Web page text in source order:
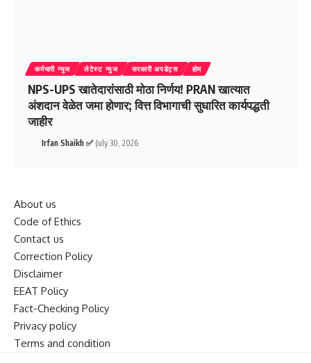
कर्मचारी न्युज लेटेस्ट न्युज सरकारी अपडेट्स होम
NPS-UPS खातेदारांसाठी मोठा निर्णय! PRAN खात्यात
अंशदान वेळेत जमा होणार; वित्त विभागाची सुधारित कार्यपद्धती
जाहीर
Irfan Shaikh ✅ July 30, 2026
About us
Code of Ethics
Contact us
Correction Policy
Disclaimer
EEAT Policy
Fact-Checking Policy
Privacy policy
Terms and condition